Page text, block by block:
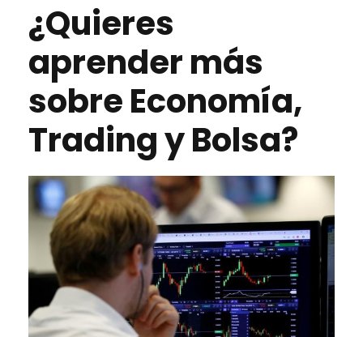
¿Quieres
aprender más
sobre Economía,
Tradingy Bolsa?